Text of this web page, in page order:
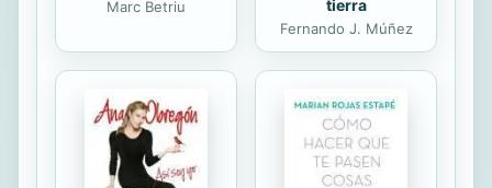
Marc Betriu
tierra
Fernando J. Múñez